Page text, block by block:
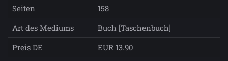
Seiten
158
Art des Mediums
Buch [Taschenbuch]
Preis DE
EUR 13.90